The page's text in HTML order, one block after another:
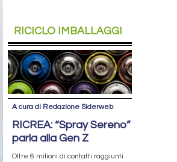
RICICLO IMBALLAGGI
A cura di Redazione Siderweb
RICREA: “Spray Sereno”
parla alla Gen Z
Oltre 6 milioni di contatti raggiunti